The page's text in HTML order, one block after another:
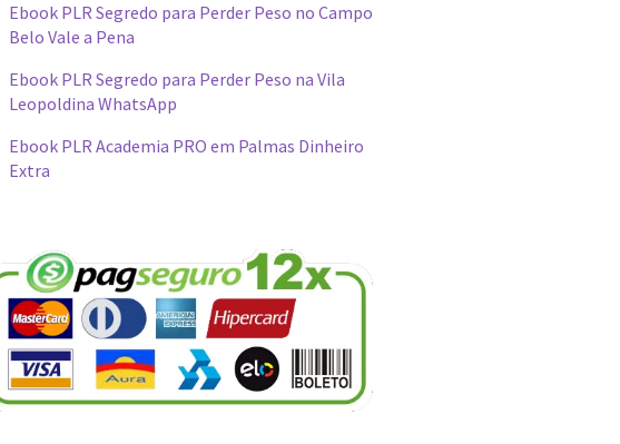
Ebook PLR Segredo para Perder Peso no Campo
Belo Vale a Pena
Ebook PLR Segredo para Perder Peso na Vila
Leopoldina WhatsApp
Ebook PLR Academia PRO em Palmas Dinheiro
Extra